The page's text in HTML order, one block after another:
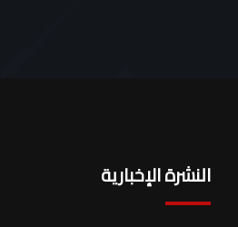
النشرة الإخبارية